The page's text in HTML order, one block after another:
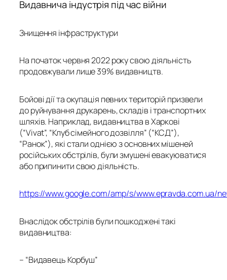
Видавнича індустрія під час війни
Знищення інфраструктури
На початок червня 2022 року свою діяльність
продовжували лише 39% видавництв.
Бойові дії та окупація певних територій призвели
до руйнування друкарень, складів і транспортних
шляхів. Наприклад, видавництва в Харкові
(“Vivat”, “Клуб сімейного дозвілля” (“КСД”),
“Ранок”), які стали однією з основних мішеней
російських обстрілів, були змушені евакуюватися
або припинити свою діяльність.
https://www.google.com/amp/s/www.epravda.com.ua/
Внаслідок обстрілів були пошкоджені такі
видавництва:
– “Видавець Корбуш”